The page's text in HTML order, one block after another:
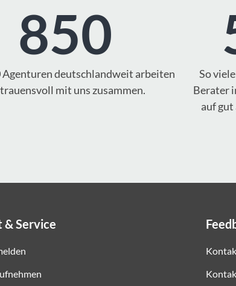
850
Agenturen deutschlandweit arbeiten
mit uns zusammen.
So
Berater
auf
& Service